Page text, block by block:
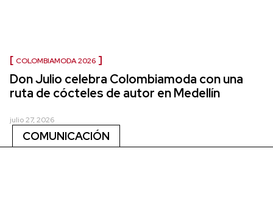
COLOMBIAMODA 2026
Don Julio celebra Colombiamoda con una
ruta de cócteles de autor en Medellín
julio 27, 2026
COMUNICACIÓN